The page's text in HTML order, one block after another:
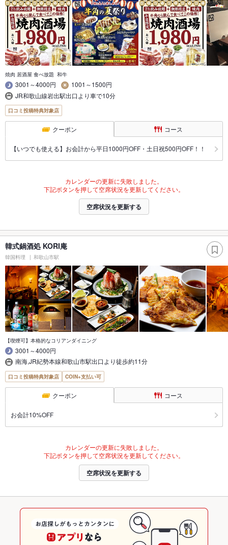
焼肉 居酒屋 食べ放題 和牛
3001～4000円
1001～1500円
JR和歌山線岩出駅出口より車で10分
口コミ投稿特典対象店
クーポン コース
【いつでも使える】お会計から平日1000円OFF・土日祝500円OFF！！
カレンダーの更新に失敗しました。
下記ボタンを押して空席状況を更新してください。
空席状況を更新する
韓式鍋酒処 KORI庵
韓国料理 和歌山市駅
【喫煙可】本格的なコリアンダイニング
3001～4000円
南海,JR紀勢本線和歌山市駅出口より徒歩約11分
口コミ投稿特典対象店 COIN+支払い可
クーポン コース
お会計10%OFF
カレンダーの更新に失敗しました。
下記ボタンを押して空席状況を更新してください。
空席状況を更新する